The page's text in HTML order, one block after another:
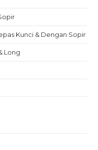
Kunci & Dengan Sopir
Long